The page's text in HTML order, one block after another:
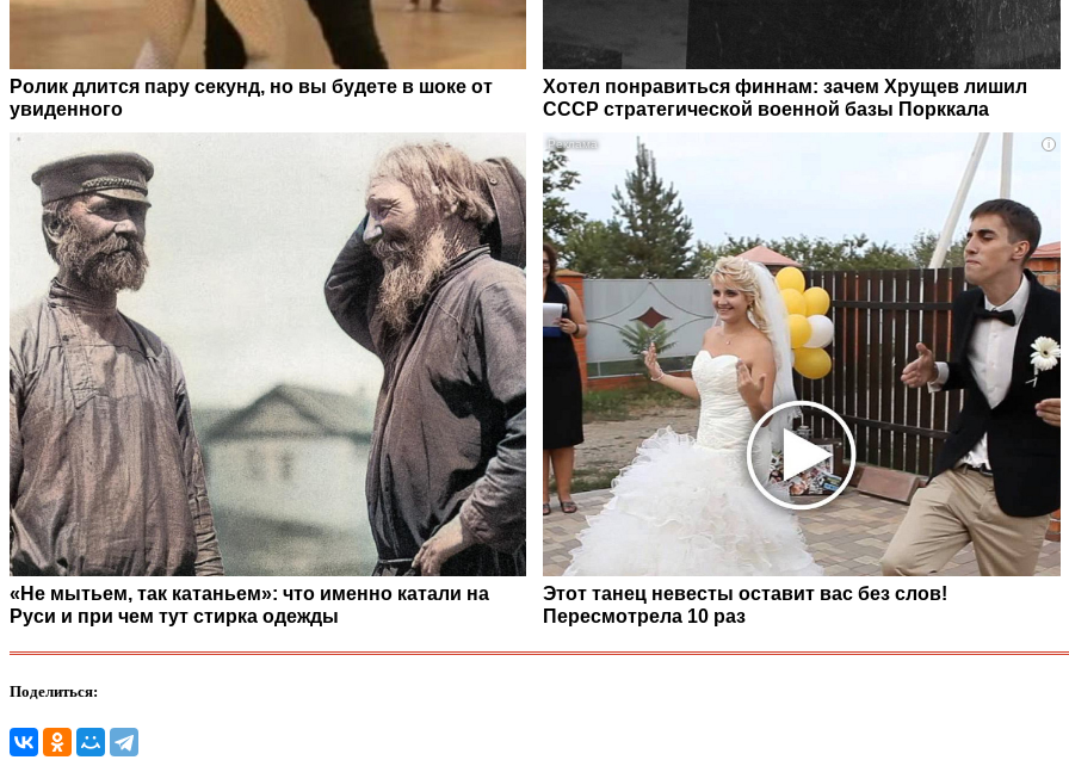
Ролик длится пару секунд, но вы будете в шоке от
увиденного
Хотел понравиться финнам: зачем Хрущев лишил
СССР стратегической военной базы Порккала
«Не мытьем, так катаньем»: что именно катали на
Руси и при чем тут стирка одежды
i
Этот танец невесты оставит вас без слов!
Пересмотрела 10 раз
Поделиться: